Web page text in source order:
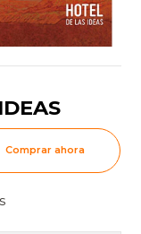
Comprar ahora